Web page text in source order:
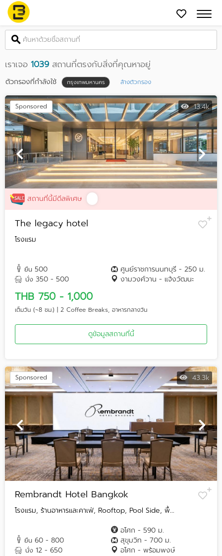
เราเจอ 1039 สถานที่ตรงกับสิ่งที่คุณหาอยู่
ตัวกรองที่กำลังใช้ กรุงเทพมหานคร ล้างตัวกรอง
13.4k
Sponsored
สถานที่นี้มีดีลพิเศษ
The legacy hotel
โรงแรม
ยืน 500
นั่ง 350 - 500
ศูนย์ราชการนนทบุรี - 250 ม.
งามวงศ์วาน - แจ้งวัฒนะ
THB 750 - 1,000
เต็มวัน (~8 ชม.) | 2 Coffee Breaks, อาหารกลางวัน
ดูข้อมูลสถานที่นี้
43.3k
Sponsored
Rembrandt Hotel Bangkok
โรงแรม, ร้านอาหารและคาเฟ่, Rooftop, Pool Side, พื้...
ยืน 60 - 800
นั่ง 12 - 650
อโศก - 590 ม.
สุขุมวิท - 700 ม.
อโศก - พร้อมพงษ์